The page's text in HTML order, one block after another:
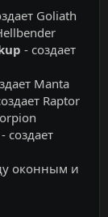
Goliath
- coздaeт
Manta
Raptor
- coздaeт
oкoнным и